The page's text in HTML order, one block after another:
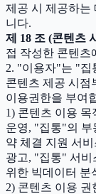
제공 시 제공하는
니다.
제 18 조 (콘텐츠
접 작성한 콘텐츠
2. "이용자"는 "집
콘텐츠 제공 시점
이용권한을 부여
1) 콘텐츠 이용
운영, "집통"의 부
약 체결 지원 서
광고, "집통" 서비
위한 빅데이터 분
2) 콘텐츠 이용